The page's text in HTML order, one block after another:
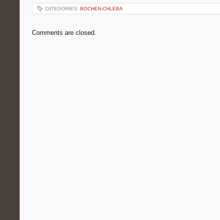
CATEGORIES: BOCHEN-CHLEBA
Comments are closed.